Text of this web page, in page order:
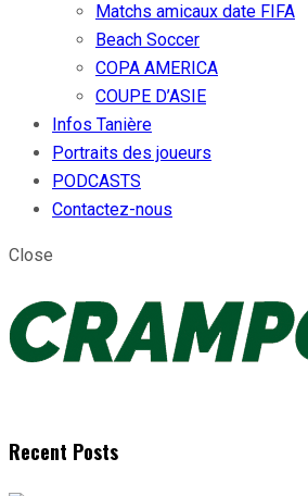
Matchs amicaux date FIFA
Beach Soccer
COPA AMERICA
COUPE D’ASIE
Infos Tanière
Portraits des joueurs
PODCASTS
Contactez-nous
Close
Recent Posts